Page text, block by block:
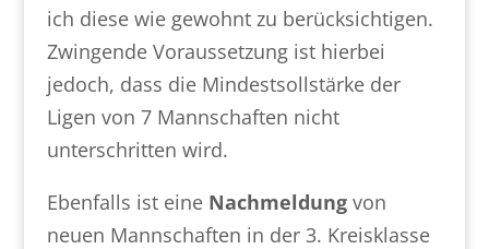
ich diese wie gewohnt zu berücksichtigen.
Zwingende Voraussetzung ist hierbei
jedoch, dass die Mindestsollstärke der
Ligen von 7 Mannschaften nicht
unterschritten wird.
Ebenfalls ist eine Nachmeldungvon
neuen Mannschaften in der 3. Kreisklasse